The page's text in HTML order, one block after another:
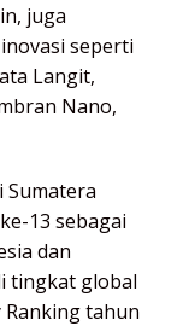
juga
seperti
Langit,
Nano,
13 sebagai
dan
tingkat global
Ranking tahun